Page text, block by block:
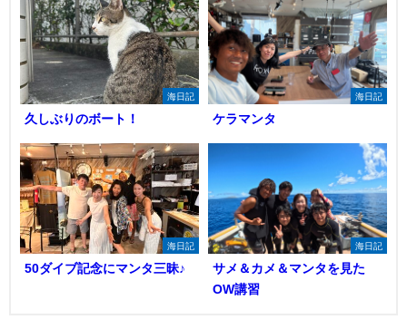
海日記
久しぶりのボート！
海日記
ケラマンタ
海日記
50ダイブ記念にマンタ三昧♪
海日記
サメ＆カメ＆マンタを見た
OW講習